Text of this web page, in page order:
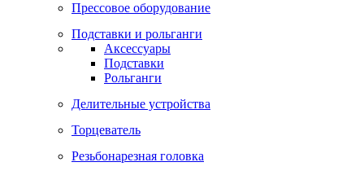
Прессовое оборудование
Подставки и рольганги
Аксессуары
Подставки
Рольганги
Делительные устройства
Торцеватель
Резьбонарезная головка